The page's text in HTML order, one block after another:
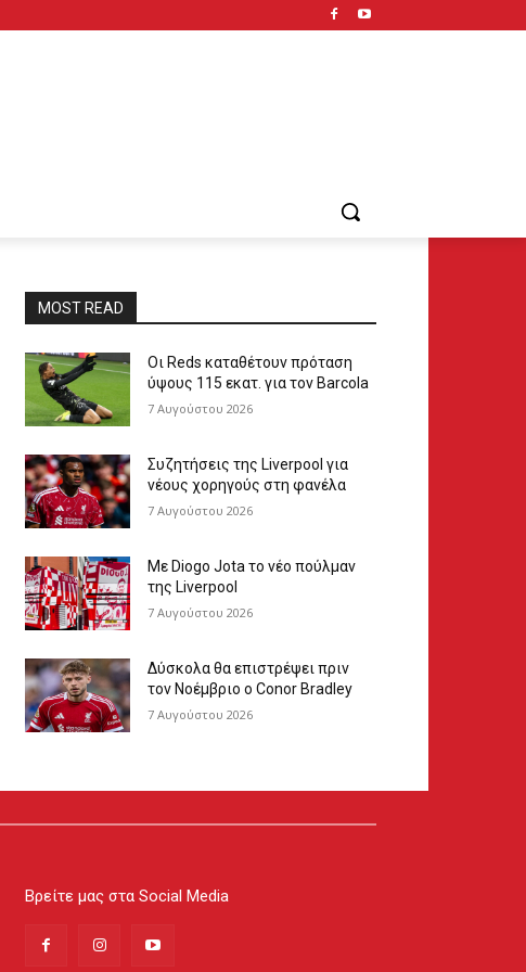
MOST READ
Οι Reds καταθέτουν πρόταση
ύψους 115 εκατ. για τον Barcola
7 Αυγούστου 2026
Συζητήσεις της Liverpool για
νέους χορηγούς στη φανέλα
7 Αυγούστου 2026
Με Diogo Jota το νέο πούλμαν
της Liverpool
7 Αυγούστου 2026
Δύσκολα θα επιστρέψει πριν
τον Νοέμβριο ο Conor Bradley
7 Αυγούστου 2026
Βρείτε μας στα Social Media